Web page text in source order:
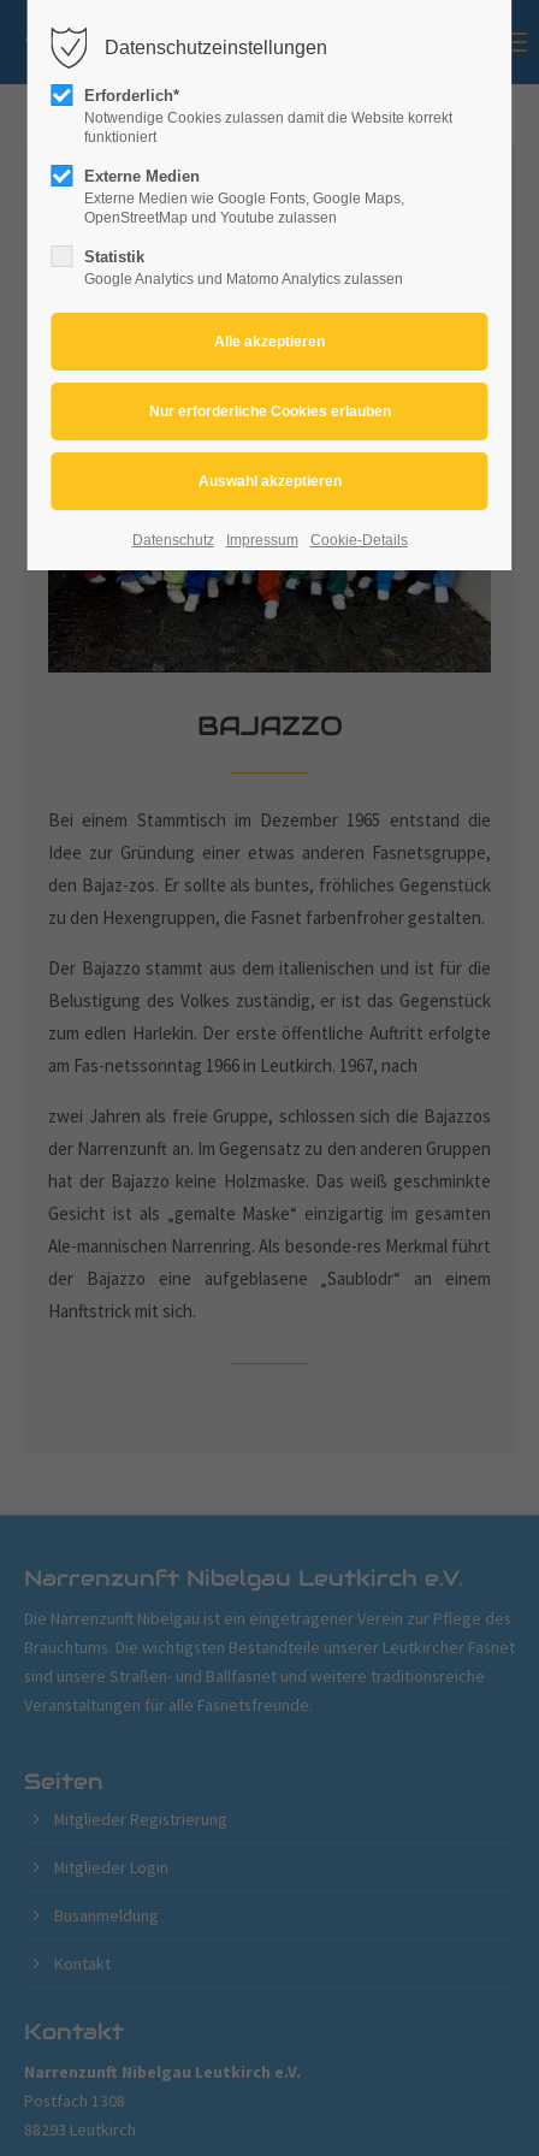
Mitglieder-Login
Benutzername
Passwort
BAJAZZO
Bei einem Stammtisch im Dezember 1965 entstand die
Idee zur Gründung einer etwas anderen Fasnetsgruppe,
den Bajaz-zos. Er sollte als buntes, fröhliches Gegenstück
zu den Hexengruppen, die Fasnet farbenfroher gestalten.
Der Bajazzo stammt aus dem italienischen und ist für die
Belustigung des Volkes zuständig, er ist das Gegenstück
zum edlen Harlekin. Der erste öffentliche Auftritt erfolgte
am Fas-netssonntag 1966 in Leutkirch. 1967, nach
zwei Jahren als freie Gruppe, schlossen sich die Bajazzos
der Narrenzunft an. Im Gegensatz zu den anderen Gruppen
hat der Bajazzo keine Holzmaske. Das weiß geschminkte
Gesicht ist als „gemalte Maske“ einzigartig im gesamten
Ale-mannischen Narrenring. Als besonde-res Merkmal führt
der Bajazzo eine aufgeblasene „Saublodr“ an einem
Hanftstrick mit sich.
Narrenzunft Nibelgau Leutkirch e.V.
Die Narrenzunft Nibelgau ist ein eingetragener Verein zur Pflege des
Brauchtums. Die wichtigsten Bestandteile unserer Leutkircher Fasnet
sind unsere Straßen- und Ballfasnet und weitere traditionsreiche
Veranstaltungen für alle Fasnetsfreunde.
Seiten
Mitglieder Registrierung
Mitglieder Login
Busanmeldung
Kontakt
Kontakt
Narrenzunft Nibelgau Leutkirch e.V.
Postfach 1308
88293 Leutkirch
Datenschutzeinstellungen
Erforderlich*
Notwendige Cookies zulassen damit die Website korrekt
funktioniert
Externe Medien
Externe Medien wie Google Fonts, Google Maps,
OpenStreetMap und Youtube zulassen
Statistik
Google Analytics und Matomo Analytics zulassen
Datenschutz Impressum Cookie-Details